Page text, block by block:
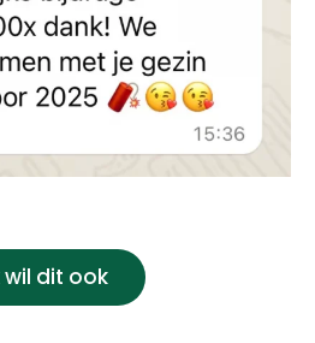
wil dit ook